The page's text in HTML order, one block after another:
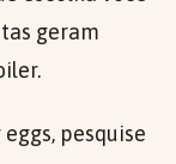
geram
pesquise